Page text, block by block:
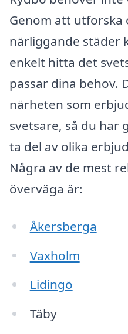
Genom att utforska
närliggande städer
enkelt hitta det
passar dina behov.
närheten som
svetsare, så du har
ta del av olika
Några av de mest
överväga är:
Åkersberga
Vaxholm
Lidingö
Täby